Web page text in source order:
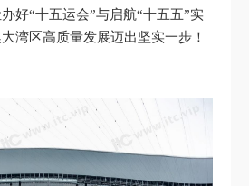
好“十五运会”与启航“十五五”实
湾区高质量发展迈出坚实一步！